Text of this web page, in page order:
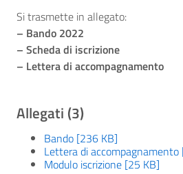
Si trasmette in allegato:
– Bando 2022
– Scheda di iscrizione
– Lettera di accompagnamento
Allegati (3)
Bando [236 KB]
Lettera di
Modulo iscrizione [25 KB]